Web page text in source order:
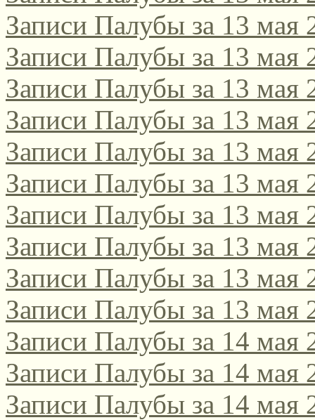
Записи Палубы за 13 мая
Записи Палубы за 13 мая
Записи Палубы за 13 мая
Записи Палубы за 13 мая
Записи Палубы за 13 мая
Записи Палубы за 13 мая
Записи Палубы за 13 мая
Записи Палубы за 13 мая
Записи Палубы за 13 мая
Записи Палубы за 13 мая
Записи Палубы за 14 мая
Записи Палубы за 14 мая
Записи Палубы за 14 мая